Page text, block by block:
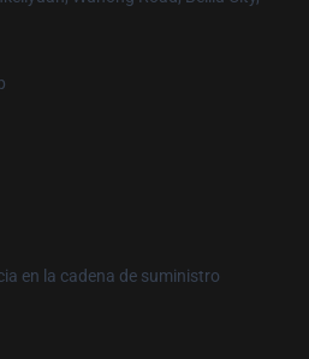
en la cadena de suministro